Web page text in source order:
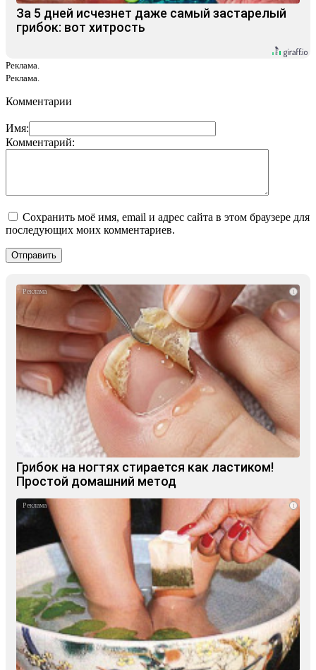
За 5 дней исчезнет даже самый застарелый
грибок: вот хитрость
Реклама.
Реклама.
Комментарии
Имя:
Комментарий:
Сохранить моё имя, email и адрес сайта в этом браузере для
последующих моих комментариев.
i
Грибок на ногтях стирается как ластиком!
Простой домашний метод
i